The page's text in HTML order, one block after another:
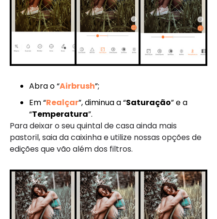
Abra o “Airbrush”;
Em “Realçar”, diminua a “Saturação” e a
“Temperatura”.
Para deixar o seu quintal de casa ainda mais
pastoril, saia da caixinha e utilize nossas opções de
edições que vão além dos filtros.